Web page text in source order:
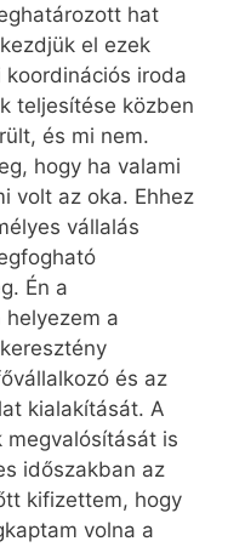
hat
el ezek
iroda
teljesítése közben
és mi nem.
hogy ha valami
volt az oka. Ehhez
vállalás
Én a
a
és az
kialakítását. A
is
időszakban az
kifizettem, hogy
volna a